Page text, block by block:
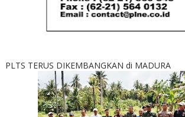
PLTS TERUS DIKEMBANGKAN di MADURA